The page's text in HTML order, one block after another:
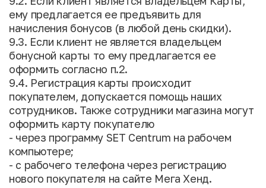
ему предлагается ее предъявить для
начисления бонусов (в любой день скидки).
9.3. Если клиент не является владельцем
бонусной карты то ему предлагается ее
оформить согласно п.2.
9.4. Регистрация карты происходит
покупателем, допускается помощь наших
сотрудников. Также сотрудники магазина могут
оформить карту покупателю
- через программу SET Centrum на рабочем
компьютере;
- с рабочего телефона через регистрацию
нового покупателя на сайте Мега Хенд.